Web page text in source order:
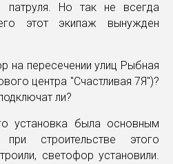
Но так не всегда
этот экипаж вынужден
на пересечении улиц Рыбная
центра "Счастливая 7Я")?
ли?
установка была основным
строительстве этого
светофор установили.